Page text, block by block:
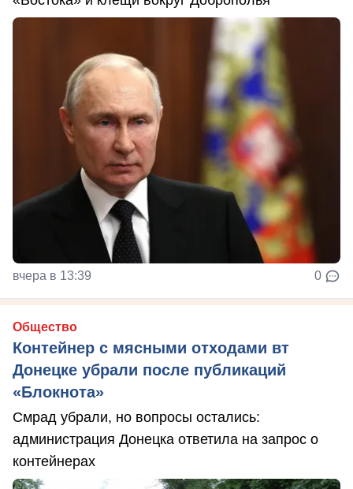
вчера в 13:39 0
Общество
Контейнер с мясными отходами вт
Донецке убрали после публикаций
«Блокнота»
Смрад убрали, но вопросы остались:
администрация Донецка ответила на запрос о
контейнерах